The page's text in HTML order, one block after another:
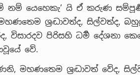
නම් යෙහෙකැ’ යි ඒ කරුණ
ශ්‍රද්‍ධාවත්ද, සිල්වත්ද,
විසාරදව පිරිසහි ධර්‍ම දේශනා
වේ.
මහණතෙම ශ්‍රද්‍ධාවත් වේද,